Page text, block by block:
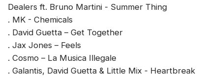
Dealers ft. Bruno Martini - Summer Thing
. MK - Chemicals
. David Guetta – Get Together
. Jax Jones – Feels
. Cosmo – La Musica Illegale
. Galantis, David Guetta & Little Mix - Heartbreak